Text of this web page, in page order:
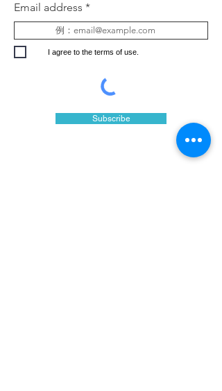
Email address
I agree to the terms of use.
Subscribe